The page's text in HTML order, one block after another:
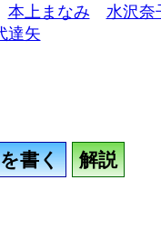
本上まなみ
水沢奈
達矢
書く 解説